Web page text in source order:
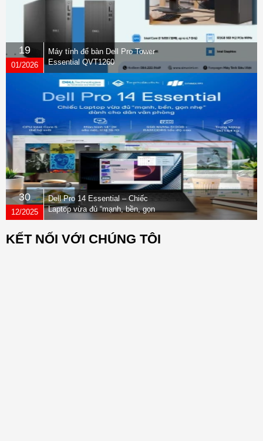
19
01/2026
Máy tính để bàn Dell Pro Tower
Essential QVT1260
30
12/2025
Dell Pro 14 Essential – Chiếc
Laptop vừa đủ “mạnh, bền, gọn
nhẹ” dành cho dân văn phòng
KẾT NỐI VỚI CHÚNG TÔI